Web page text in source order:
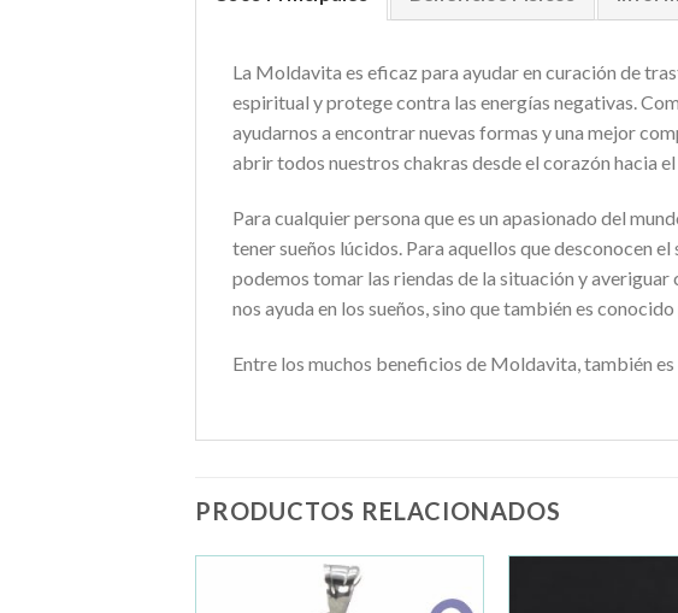
La Moldavita es eficaz para ayudar en curación de
espiritual y protege contra las energías negativas.
ayudarnos a encontrar nuevas formas y una mejor
abrir todos nuestros chakras desde el corazón hacia
Para cualquier persona que es un apasionado del
tener sueños lúcidos. Para aquellos que desconocen
podemos tomar las riendas de la situación y
nos ayuda en los sueños, sino que también es
Entre los muchos beneficios de Moldavita, también
PRODUCTOS RELACIONADOS